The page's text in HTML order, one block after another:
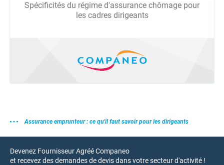
Spécificités du régime d'assurance chômage pour
les cadres dirigeants
Assurance emprunteur : ce qu'il faut savoir pour les dirigeants
Devenez Fournisseur Agréé Companeo
et recevez des demandes de devis dans votre secteur d'activité !